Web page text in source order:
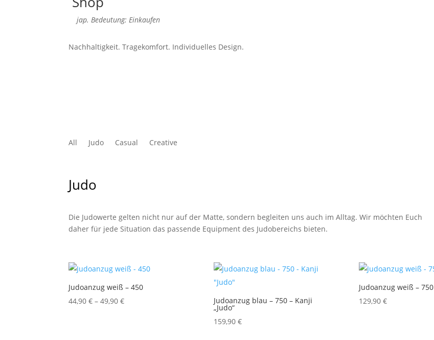
jap. Bedeutung: Einkaufen
Nachhaltigkeit. Tragekomfort. Individuelles Design.
All Judo Casual Creative
Judo
Die Judowerte gelten nicht nur auf der Matte, sondern begleiten uns auch im Alltag. Wir möchten Euch
daher für jede Situation das passende Equipment des Judobereichs bieten.
Judoanzug weiß – 450
44,90€ –49,90€Preisspanne:
Judoanzug blau – 750 – Kanji
„Judo“
159,90 €
Judoanzug weiß – 750
129,90 €